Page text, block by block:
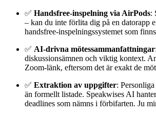
✅ Handsfree-inspelning via AirPods:
– kan du inte förlita dig på en datorapp
handsfree-inspelningssystemet som
✅ AI-drivna mötessammanfattningar
diskussionsämnen och viktig kontext.
Zoom-länk, eftersom det är exakt de
✅ Extraktion av uppgifter:
än formellt listade. Speakwises AI
deadlines som nämns i förbifarten. Ju